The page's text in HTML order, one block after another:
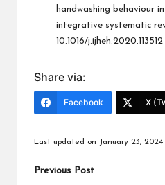
handwashing behaviour
integrative systematic
10.1016/j.ijheh.2020.113512
Share via:
Facebook X
Last updated on January 23, 2024
Post
Previous Post